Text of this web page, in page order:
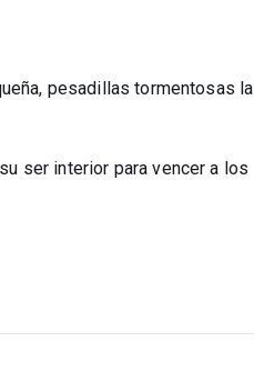
pesadillas tormentosas la
ser interior para vencer a los